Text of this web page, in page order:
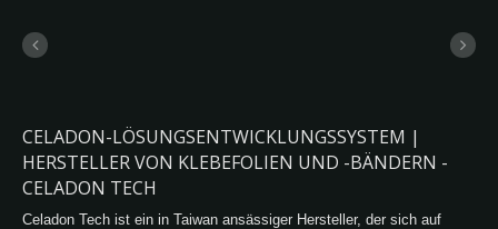
CELADON-LÖSUNGSENTWICKLUNGSSYSTEM |
HERSTELLER VON KLEBEFOLIEN UND -BÄNDERN -
CELADON TECH
Celadon Tech ist ein in Taiwan ansässiger Hersteller, der sich auf